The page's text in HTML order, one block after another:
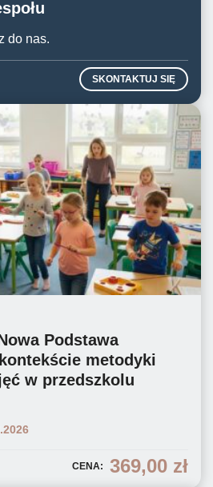
Podstawa
metodyki
w przedszkolu
CENA: 369,00 zł
do nas.
SKONTAKTUJ SIĘ